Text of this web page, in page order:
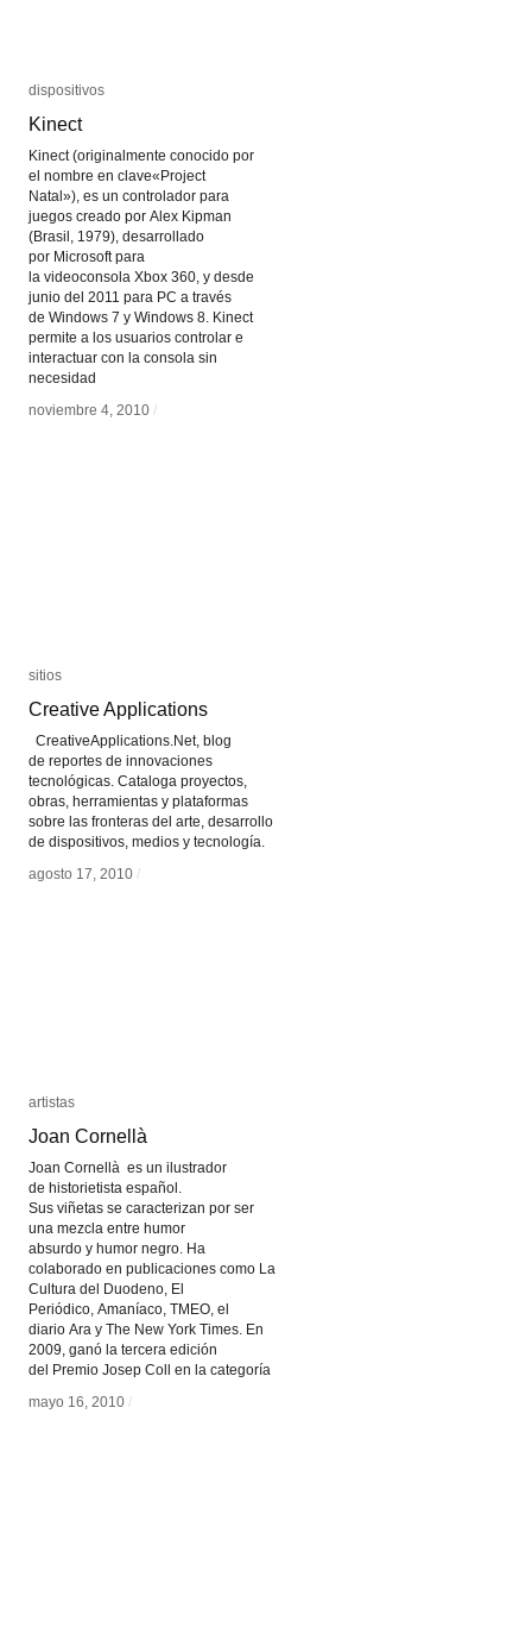
dispositivos
Kinect
Kinect (originalmente conocido por
el nombre en clave«Project
Natal»), es un controlador para
juegos creado por Alex Kipman
(Brasil, 1979), desarrollado
por Microsoft para
la videoconsola Xbox 360, y desde
junio del 2011 para PC a través
de Windows 7 y Windows 8. Kinect
permite a los usuarios controlar e
interactuar con la consola sin
necesidad
noviembre 4, 2010 /
dispositivos
Kinect
noviembre 4, 2010 /
sitios
Creative Applications
CreativeApplications.Net, blog
de reportes de innovaciones
tecnológicas. Cataloga proyectos,
obras, herramientas y plataformas
sobre las fronteras del arte, desarrollo
de dispositivos, medios y tecnología.
agosto 17, 2010 /
sitios
Creative Applications
agosto 17, 2010 /
artistas
Joan Cornellà
Joan Cornellà es un ilustrador
de historietista español.
Sus viñetas se caracterizan por ser
una mezcla entre humor
absurdo y humor negro. Ha
colaborado en publicaciones como La
Cultura del Duodeno, El
Periódico, Amaníaco, TMEO, el
diario Ara y The New York Times. En
2009, ganó la tercera edición
del Premio Josep Coll en la categoría
mayo 16, 2010 /
artistas
Joan Cornellà
mayo 16, 2010 /